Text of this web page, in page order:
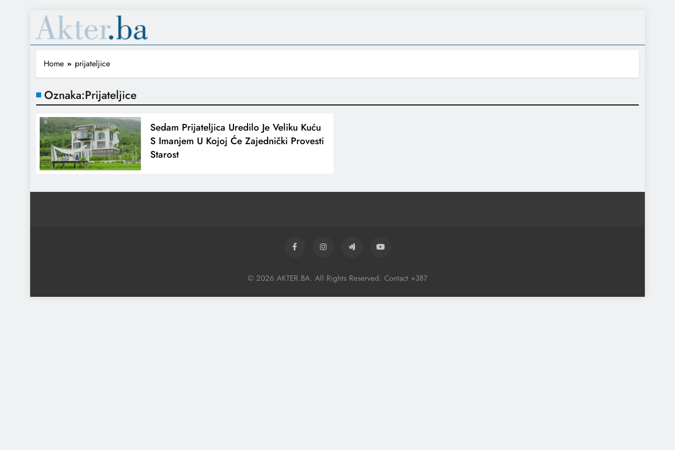
Home prijateljice
Oznaka:Prijateljice
Sedam Prijateljica Uredilo Je Veliku Kuću
S Imanjem U Kojoj Će Zajednički Provesti
Starost
© 2026 AKTER.BA. All Rights Reserved. Contact +387